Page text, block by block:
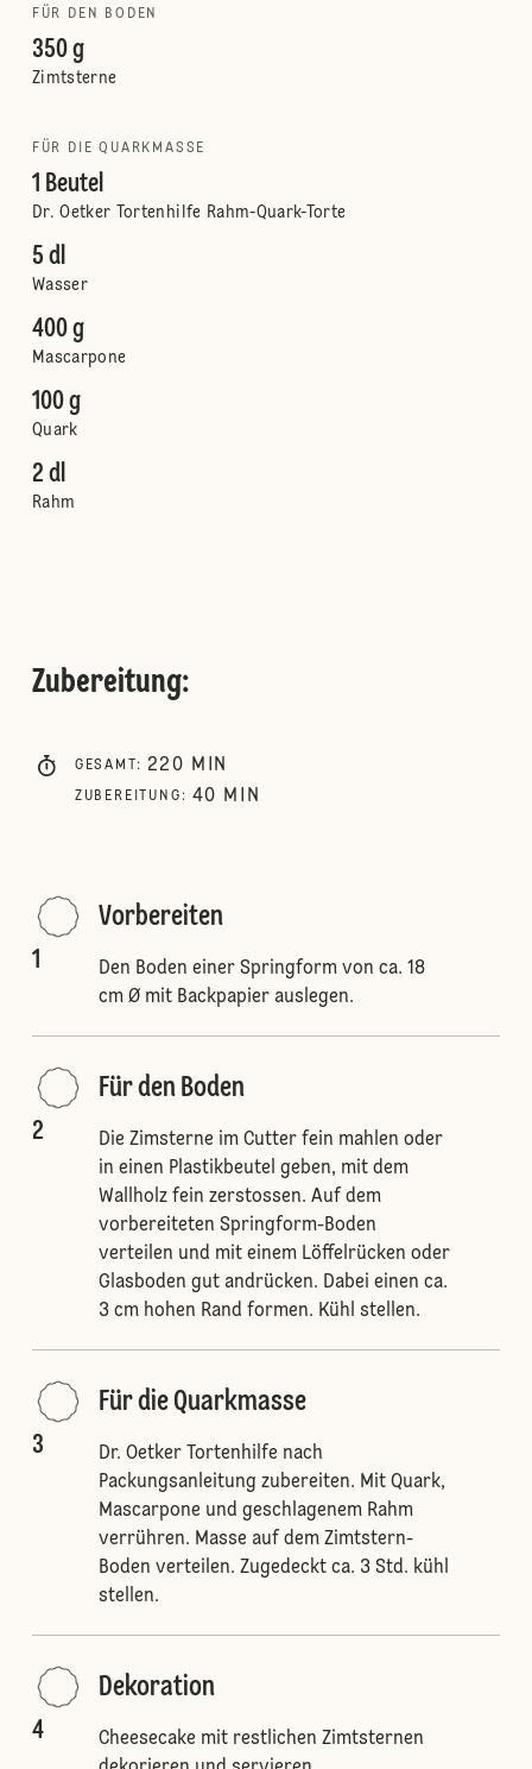
FÜR DEN BODEN
350 g
Zimtsterne
FÜR DIE QUARKMASSE
1 Beutel
Dr. Oetker Tortenhilfe Rahm-Quark-Torte
5 dl
Wasser
400 g
Mascarpone
100 g
Quark
2 dl
Rahm
Zubereitung:
GESAMT : 220 MIN
ZUBEREITUNG : 40 MIN
1
Vorbereiten
Den Boden einer Springform von ca. 18
cm Ø mit Backpapier auslegen.
2
Für den Boden
Die Zimsterne im Cutter fein mahlen oder
in einen Plastikbeutel geben, mit dem
Wallholz fein zerstossen. Auf dem
vorbereiteten Springform-Boden
verteilen und mit einem Löffelrücken oder
Glasboden gut andrücken. Dabei einen ca.
3 cm hohen Rand formen. Kühl stellen.
3
Für die Quarkmasse
Dr. Oetker Tortenhilfe nach
Packungsanleitung zubereiten. Mit Quark,
Mascarpone und geschlagenem Rahm
verrühren. Masse auf dem Zimtstern-
Boden verteilen. Zugedeckt ca. 3 Std. kühl
stellen.
4
Dekoration
Cheesecake mit restlichen Zimtsternen